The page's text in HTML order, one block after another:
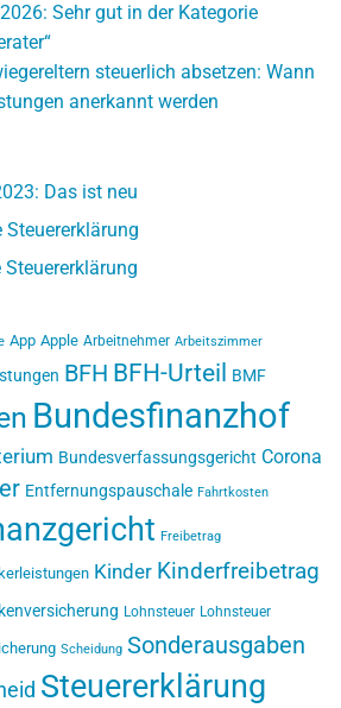
Sehr gut in der Kategorie
steuerlich absetzen: Wann
anerkannt werden
Das ist neu
App Apple Arbeitnehmer Arbeitszimmer
BFH BFH-Urteil BMF
Bundesfinanzhof
Bundesverfassungsgericht Corona
Entfernungspauschale Fahrtkosten
Freibetrag
Kinder Kinderfreibetrag
Lohnsteuer Lohnsteuer
Scheidung Sonderausgaben
Steuererklärung